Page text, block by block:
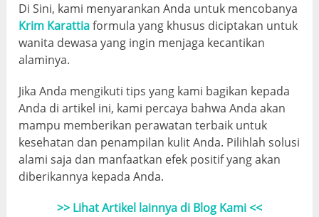
Di Sini, kami menyarankan Anda untuk mencobanya
Krim Karattiaformula yang khusus diciptakan untuk
wanita dewasa yang ingin menjaga kecantikan
alaminya.
Jika Anda mengikuti tips yang kami bagikan kepada
Anda di artikel ini, kami percaya bahwa Anda akan
mampu memberikan perawatan terbaik untuk
kesehatan dan penampilan kulit Anda. Pilihlah solusi
alami saja dan manfaatkan efek positif yang akan
diberikannya kepada Anda.
>> Lihat Artikel lainnya di Blog Kami <<